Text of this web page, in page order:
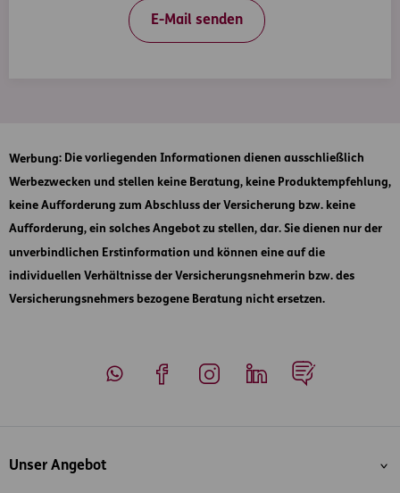
E-Mail senden
Werbung: Die vorliegenden Informationen dienen ausschließlich
Werbezwecken und stellen keine Beratung, keine Produktempfehlung,
keine Aufforderung zum Abschluss der Versicherung bzw. keine
Aufforderung, ein solches Angebot zu stellen, dar. Sie dienen nur der
unverbindlichen Erstinformation und können eine auf die
individuellen Verhältnisse der Versicherungsnehmerin bzw. des
Versicherungsnehmers bezogene Beratung nicht ersetzen.
Inhaltsübersicht
Unser Angebot